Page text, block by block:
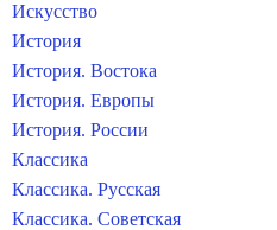
Искусство
История
История. Востока
История. Европы
История. России
Классика
Классика. Русская
Классика. Советская